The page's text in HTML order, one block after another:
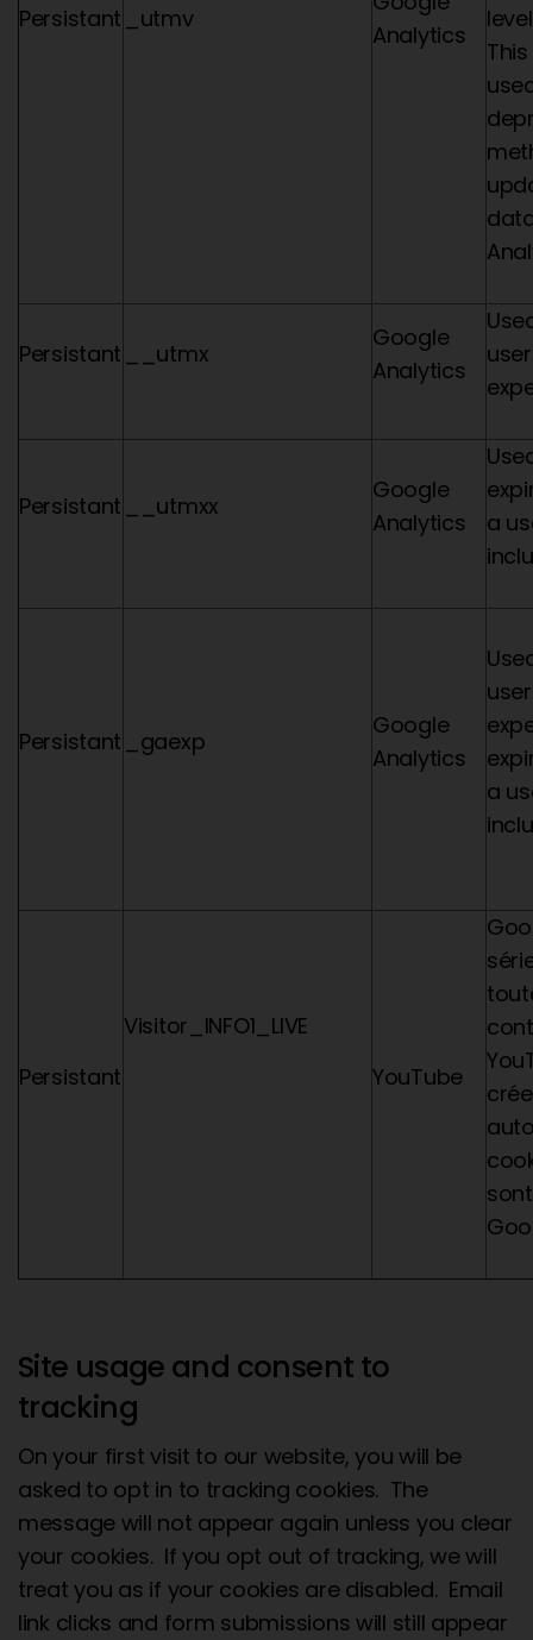
Persistant _utmv
Analytics
Persistant __utmx
Google
Analytics
Persistant __utmxx
Google
Analytics
a
Persistant _gaexp
Google
Analytics
a
Persistant
Visitor_INFO1_LIVE
YouTube
Site usage and consent to
tracking
On your first visit to our website, you will be
asked to opt in to tracking cookies. The
message will not appear again unless you clear
your cookies. If you opt out of tracking, we will
treat you as if your cookies are disabled. Email
link clicks and form submissions will still appear